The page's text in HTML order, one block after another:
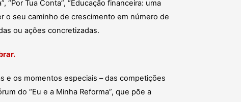
“Por Tua Conta”, “Educação financeira: uma
o seu caminho de crescimento em número de
ou ações concretizadas.
e os momentos especiais – das competições
do “Eu e a Minha Reforma”, que põe a